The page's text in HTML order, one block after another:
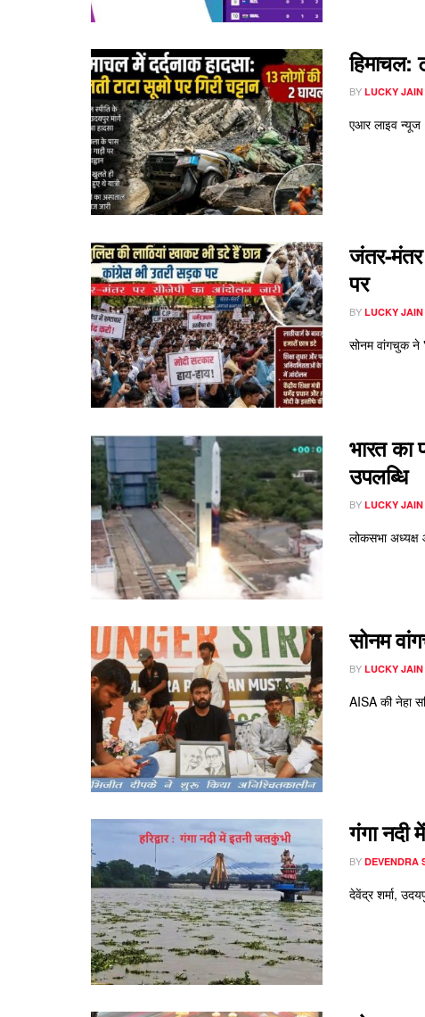
हिमाचल:
BY LUCKY JAIN
एआर लाइव
जंतर-
पर
BY LUCKY JAIN
सोनम वांगचुक ने
भारत
उपलब्धि
BY LUCKY JAIN
लोकसभा अध्यक्ष
सोनम
BY LUCKY JAIN
AISA की नेहा
गंगा
BY DEVENDRA
देवेंद्र शर्मा,